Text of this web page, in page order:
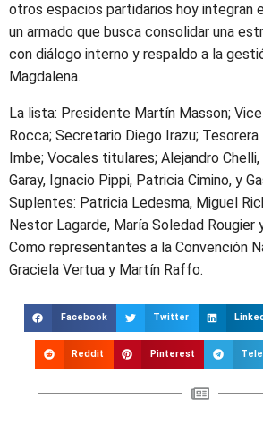
otros espacios partidarios hoy integran
un armado que busca consolidar una
con diálogo interno y respaldo a la
Magdalena.
La lista: Presidente Martín Masson;
Rocca; Secretario Diego Irazu; Tesorera
Imbe; Vocales titulares; Alejandro
Garay, Ignacio Pippi, Patricia Cimino, y
Suplentes: Patricia Ledesma, Miguel
Nestor Lagarde, María Soledad Rougier
Como representantes a la Convención
Graciela Vertua y Martín Raffo.
Facebook Twitter
Reddit Pinterest